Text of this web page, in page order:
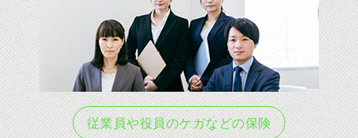
従業員や役員のケガなどの保険